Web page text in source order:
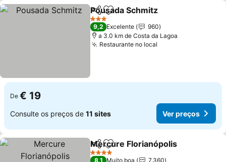
PartilharAdicionar aos favoritos
Pousada Schmitz
3 Estrelas
9,2 Excelente
960
a 3.0 km de Costa da Lagoa
Restaurante no local
De € 19
Consulte os preços de 11 sites Ver preços
PartilharAdicionar aos favoritos
Mercure Florianópolis
4 Estrelas
8,1 Muito boa
7.360